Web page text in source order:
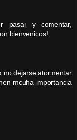
pasar y comentar,
bienvenidos!
no dejarse atormentar
mcuha importancia